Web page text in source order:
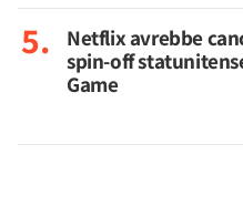
Netflix avrebbe
spin-off
Game